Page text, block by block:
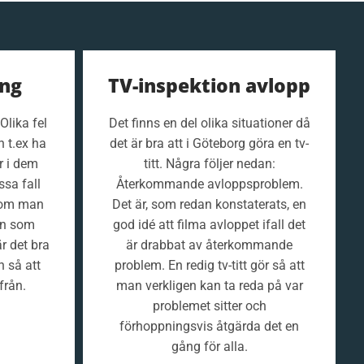
fel
t.ex ha
i dem
fall
man
som
det bra
så att
TV-inspektion avlopp
Det finns en del olika situationer då
det är bra att i Göteborg göra en tv-
titt. Några följer nedan:
Återkommande avloppsproblem.
Det är, som redan konstaterats, en
god idé att filma avloppet ifall det
är drabbat av återkommande
problem. En redig tv-titt gör så att
man verkligen kan ta reda på var
problemet sitter och
förhoppningsvis åtgärda det en
gång för alla.